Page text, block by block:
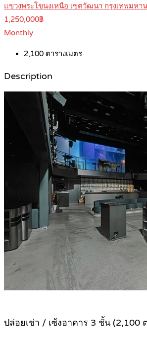
แขวงพระโขนงเหนือ เขตวัฒนา กรุงเทพมหา
1,250,000฿
Monthly
2,100 ตารางเมตร
Description
ปล่อยเช่า / เซ้งอาคาร 3 ชั้น (2,100